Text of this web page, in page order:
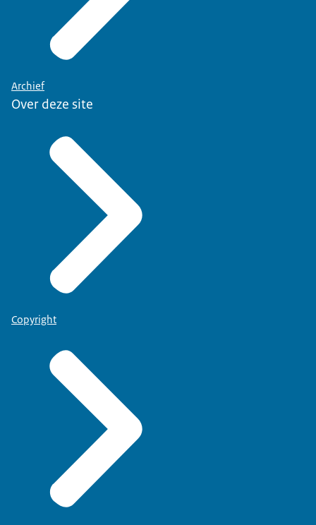
Archief
Over deze site
Copyright